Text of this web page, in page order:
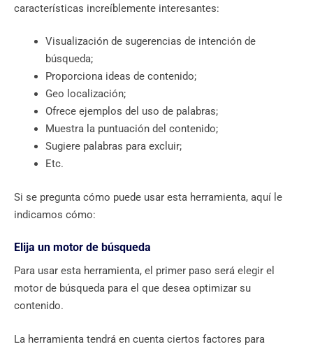
características increíblemente interesantes:
Visualización de sugerencias de intención de
búsqueda;
Proporciona ideas de contenido;
Geo localización;
Ofrece ejemplos del uso de palabras;
Muestra la puntuación del contenido;
Sugiere palabras para excluir;
Etc.
Si se pregunta cómo puede usar esta herramienta, aquí le
indicamos cómo:
Elija un motor de búsqueda
Para usar esta herramienta, el primer paso será elegir el
motor de búsqueda para el que desea optimizar su
contenido.
La herramienta tendrá en cuenta ciertos factores para